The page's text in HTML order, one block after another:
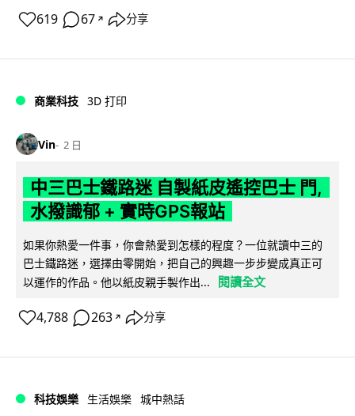
619 67 ↗ 分享
商業科技 3D 打印
Vin 2 日
中三巴士鐵路迷 自製紙皮遙控巴士 門,
水撥識郁 + 實時GPS報站
如果你熱愛一件事，你會熱愛到怎樣的程度？一位就讀中三的
巴士鐵路迷，選擇由零開始，把自己的興趣一步步變成真正可
以運作的作品。他以紙皮親手製作出...
閱讀全文
4,788 263 ↗ 分享
科技娛樂 生活娛樂 城中熱話